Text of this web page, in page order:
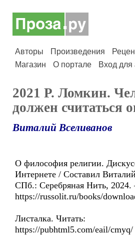
Авторы Произведения
Магазин
О портале Вход для
2021 Р. Ломкин.
должен считаться
Виталий Вселиванов
О философия религии.
Интернете / Составил
СПб.: Серебряная Нить, 2024.
https://russolit.ru/books/
Листалка. Читать:
https://pubhtml5.com/eail/cmyq/